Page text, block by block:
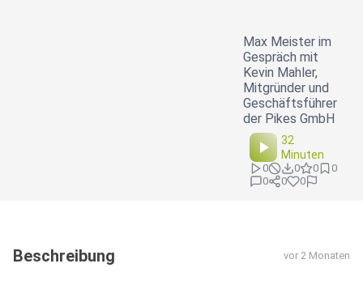
Max Meister im
Gespräch mit
Kevin Mahler,
Mitgründer und
Geschäftsführer
der Pikes GmbH
32
Minuten
0 0 0
0
0
0 0
Beschreibung vor 2 Monaten